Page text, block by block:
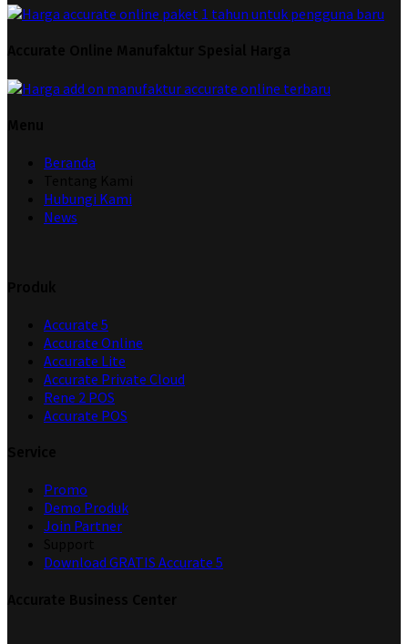
Beranda
Hubungi Kami
News
Accurate 5
Accurate Online
Accurate Lite
Accurate Private Cloud
Rene 2 POS
Accurate POS
Promo
Demo Produk
Join Partner
Download GRATIS Accurate 5